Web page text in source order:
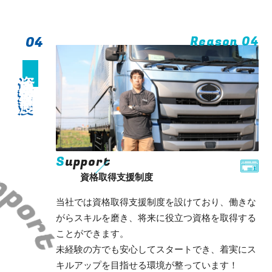
Reason 04
Support
資格取得支援制度
当社では資格取得支援制度を設けており、働きな
がらスキルを磨き、将来に役立つ資格を取得する
ことができます。
未経験の方でも安心してスタートでき、着実にス
キルアップを目指せる環境が整っています！
04
資格取得支援制度
資格取得支援制度